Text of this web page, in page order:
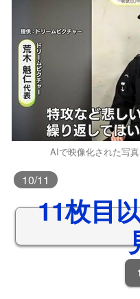
AIで映像化された写
10/11
11枚目
1